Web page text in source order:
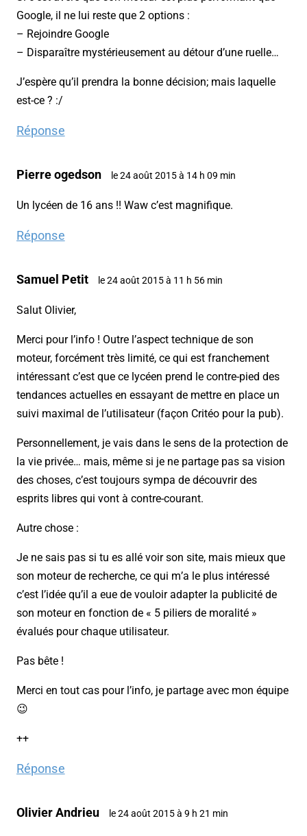
Google, il ne lui reste que 2 options :
– Rejoindre Google
– Disparaître mystérieusement au détour d’une ruelle…
J’espère qu’il prendra la bonne décision; mais laquelle
est-ce ? :/
Réponse
Pierre ogedson le 24 août 2015 à 14 h 09 min
Un lycéen de 16 ans !! Waw c’est magnifique.
Réponse
Samuel Petit le 24 août 2015 à 11 h 56 min
Salut Olivier,
Merci pour l’info ! Outre l’aspect technique de son
moteur, forcément très limité, ce qui est franchement
intéressant c’est que ce lycéen prend le contre-pied des
tendances actuelles en essayant de mettre en place un
suivi maximal de l’utilisateur (façon Critéo pour la pub).
Personnellement, je vais dans le sens de la protection de
la vie privée… mais, même si je ne partage pas sa vision
des choses, c’est toujours sympa de découvrir des
esprits libres qui vont à contre-courant.
Autre chose :
Je ne sais pas si tu es allé voir son site, mais mieux que
son moteur de recherche, ce qui m’a le plus intéressé
c’est l’idée qu’il a eue de vouloir adapter la publicité de
son moteur en fonction de « 5 piliers de moralité »
évalués pour chaque utilisateur.
Pas bête !
Merci en tout cas pour l’info, je partage avec mon équipe
😉
++
Réponse
Olivier Andrieu le 24 août 2015 à 9 h 21 min